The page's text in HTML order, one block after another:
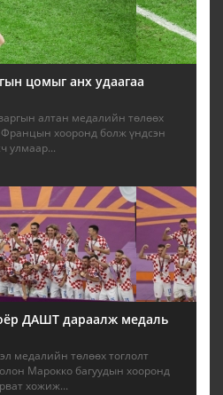
цомыг анх удаагаа
алтан медалийн төлөөх
хооронд болж үндсэн
улмаар...
ДАШТ дараалж медаль
медалийн төлөөх тоглолт
Марокко багуудын хооронд
хожиж...